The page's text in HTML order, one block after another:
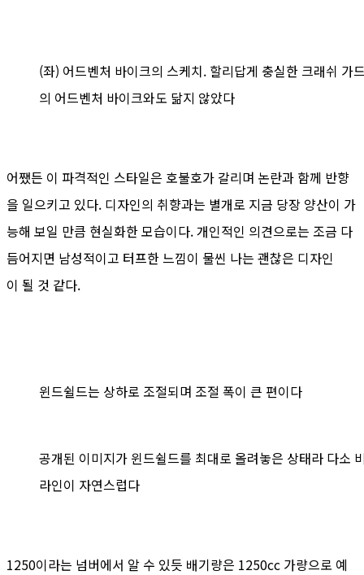
(좌) 어드벤처 바이크의 스케치. 할리답게 충실한 크래쉬
의 어드벤처 바이크와도 닮지 않았다
어쨌든 이 파격적인 스타일은 호불호가 갈리며 논란과 함께 반향
을 일으키고 있다. 디자인의 취향과는 별개로 지금 당장 양산이 가
능해 보일 만큼 현실화한 모습이다. 개인적인 의견으로는 조금 다
듬어지면 남성적이고 터프한 느낌이 물씬 나는 괜찮은 디자인
이 될 것 같다.
윈드쉴드는 상하로 조절되며 조절 폭이 큰 편이다
공개된 이미지가 윈드쉴드를 최대로 올려놓은 상태라 다소
라인이 자연스럽다
1250이라는 넘버에서 알 수 있듯 배기량은 1250cc 가량으로 예